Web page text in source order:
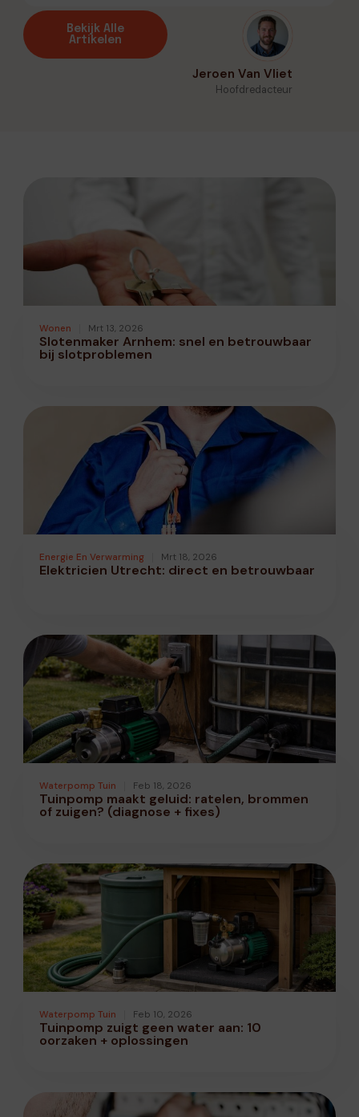
Bekijk Alle
Artikelen
Jeroen Van Vliet
Hoofdredacteur
Wonen Mrt 13, 2026
Slotenmaker Arnhem: snel en betrouwbaar
bij slotproblemen
Energie En Verwarming Mrt 18, 2026
Elektricien Utrecht: direct en betrouwbaar
Waterpomp Tuin Feb 18, 2026
Tuinpomp maakt geluid: ratelen, brommen
of zuigen? (diagnose + fixes)
Waterpomp Tuin Feb 10, 2026
Tuinpomp zuigt geen water aan: 10
oorzaken + oplossingen